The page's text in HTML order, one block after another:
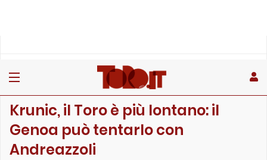
Krunic, il Toro è più lontano: il
Genoa può tentarlo con
Andreazzoli